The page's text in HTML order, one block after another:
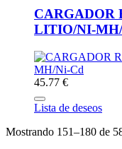
CARGADOR
LITIO/NI-
45.77 €
Lista de deseos
Mostrando 151–180 de